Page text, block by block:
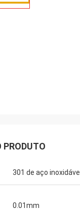
PRODUTO
301 de aço inoxidável
0.01mm